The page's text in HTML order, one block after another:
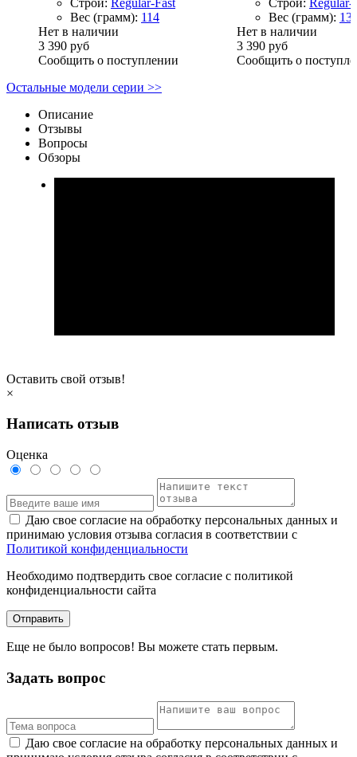
Вес (грамм): 114
Нет в наличии
3 390 руб
Сообщить о поступлении
Вес (грамм):
Нет в наличии
3 390 руб
Сообщить о
Остальные модели серии >>
Описание
Отзывы
Вопросы
Обзоры
Оставить свой отзыв!
×
Написать отзыв
Оценка
Даю свое согласие на обработку персональных данных и
принимаю условия отзыва согласия в соответствии с
Политикой конфиденциальности
Необходимо подтвердить свое согласие с политикой
конфиденциальности сайта
Отправить
Еще не было вопросов! Вы можете стать первым.
Задать вопрос
Даю свое согласие на обработку персональных данных и